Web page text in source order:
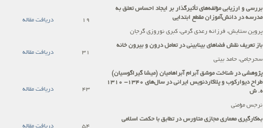
بررسی و ارزیابی مؤلفه‌های تأثیرگذار بر ایجاد احساس تعلق به
مدرسه در دانش‌آموزان مقطع ابتدایی
19
دریافت مقاله
پروین ستایش، فرزانه رعدی گرمی، کبری نوروزی گرجان
باز تعریف نقش فضاهای بینابینی در تعامل درون و بیرون خانه
31
دریافت مقاله
سحرجامی، حامد بیتی
پژوهشی در شناخت موشق آبرام آبراهامیان (میشا گیراگوسیان)
طراح دیوارکوب و پلاکاردنویس ایرانی در سال‌های 1340- 1310
ه. ش
43 دریافت مقاله
نرجس مؤمنی
به‌کارگیری معماری مجازی متاورس در تطابق با حکمت اسلامی
54
دریافت مقاله